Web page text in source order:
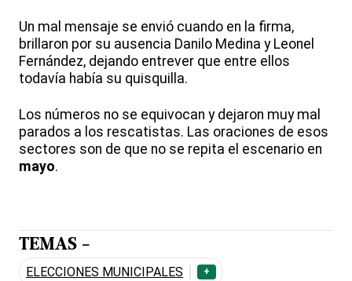
Un mal mensaje se envió cuando en la firma,
brillaron por su ausencia Danilo Medina y Leonel
Fernández, dejando entrever que entre ellos
todavía había su quisquilla.
Los números no se equivocan y dejaron muy mal
parados a los rescatistas. Las oraciones de esos
sectores son de que no se repita el escenario en
mayo.
TEMAS -
ELECCIONES MUNICIPALES +